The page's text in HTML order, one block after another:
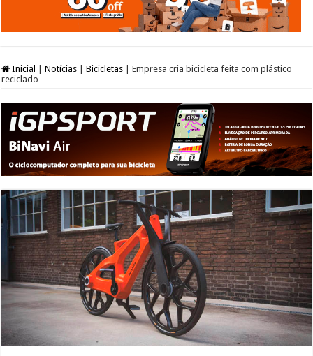
Inicial Notícias Bicicletas
Empresa cria bicicleta feita com plástico
reciclado